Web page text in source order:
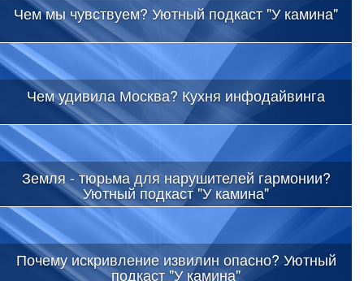
Чем мы чувствуем? Уютный подкаст "У камина"
Чем удивила Москва? Кухня инфодайвинга
Земля - тюрьма для нарушителей гармонии?
Уютный подкаст "У камина"
Почему искривление извилин опасно? Уютный
подкаст "У камина"